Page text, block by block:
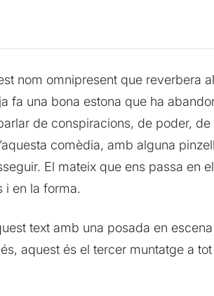
nom omnipresent que reverbera
fa una bona estona que ha
de conspiracions, de poder,
comèdia, amb alguna
El mateix que ens passa en
i en la forma.
text amb una posada en
aquest és el tercer muntatge a